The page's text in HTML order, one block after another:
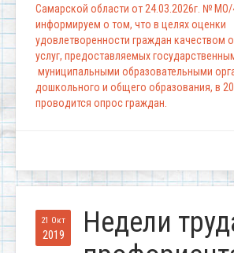
Самарской области от 24.03.2026г. № МО/
информируем о том, что в целях оценки
удовлетворенности граждан качеством
услуг, предоставляемых
муниципальными образовательными
дошкольного и общего образования, в
проводится опрос граждан.
21 Окт
2019
Недели